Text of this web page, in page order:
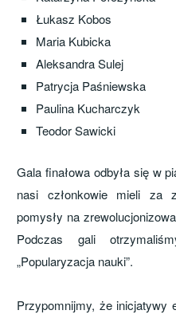
Łukasz Kobos
Maria Kubicka
Aleksandra Sulej
Patrycja Paśniewska
Paulina Kucharczyk
Teodor Sawicki
Gala finałowa odbyła się w
nasi członkowie mieli za
pomysły na
Podczas gali
„Popularyzacja nauki”.
Przypomnijmy, że inicjatywy